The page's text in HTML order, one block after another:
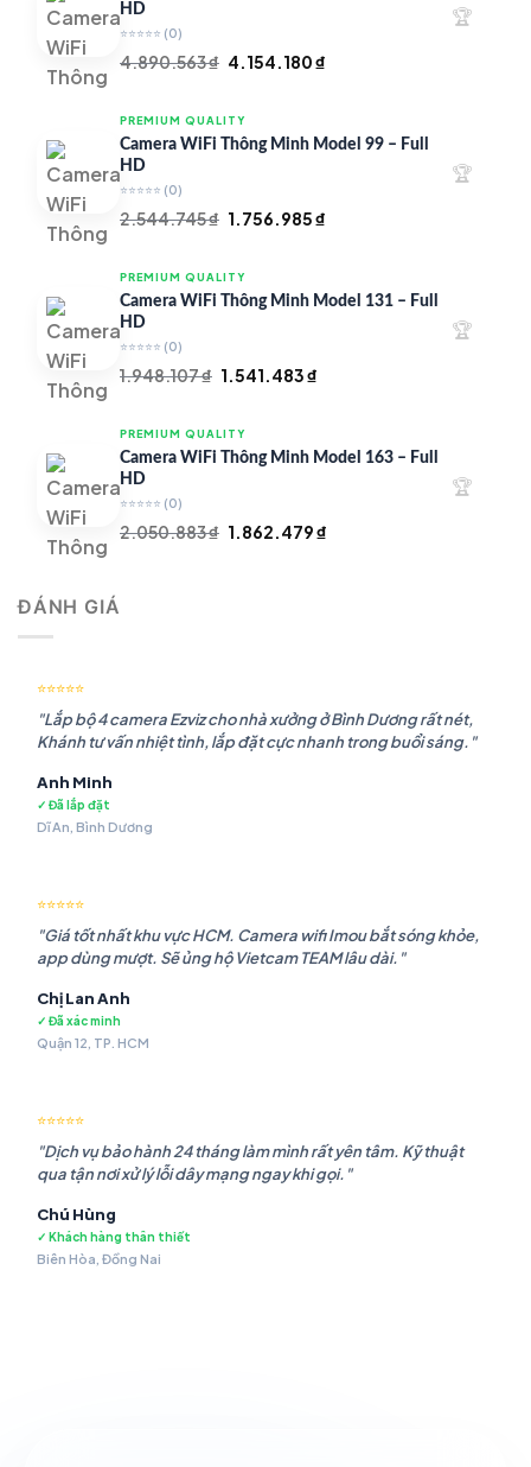
HD
⭐⭐⭐⭐⭐ (0)
4.890.563₫ Giá
là:
4.890.563 ₫.
4.154.180₫
là:
🏆
PREMIUM QUALITY
Camera WiFi Thông Minh Model 99 – Full
HD
⭐⭐⭐⭐⭐ (0)
2.544.745₫ Giá
là:
2.544.745 ₫.
1.756.985₫
là:
🏆
PREMIUM QUALITY
Camera WiFi Thông Minh Model 131 – Full
HD
⭐⭐⭐⭐⭐ (0)
1.948.107₫ Giá
là:
1.948.107 ₫.
1.541.483₫
là:
🏆
PREMIUM QUALITY
Camera WiFi Thông Minh Model 163 – Full
HD
⭐⭐⭐⭐⭐ (0)
2.050.883₫ Giá
1.862.479₫
🏆
ĐÁNH GIÁ
⭐⭐⭐⭐⭐
"Lắp bộ 4 camera Ezviz cho nhà xưởng ở Bình Dương rất nét,
Khánh tư vấn nhiệt tình, lắp đặt cực nhanh trong buổi sáng."
Anh Minh
✓ Đã lắp đặt
Dĩ An, Bình Dương
⭐⭐⭐⭐⭐
"Giá tốt nhất khu vực HCM. Camera wifi Imou bắt sóng khỏe,
app dùng mượt. Sẽ ủng hộ Vietcam TEAM lâu dài."
Chị Lan Anh
✓ Đã xác minh
Quận 12, TP. HCM
⭐⭐⭐⭐⭐
"Dịch vụ bảo hành 24 tháng làm mình rất yên tâm. Kỹ thuật
qua tận nơi xử lý lỗi dây mạng ngay khi gọi."
Chú Hùng
✓ Khách hàng thân thiết
Biên Hòa, Đồng Nai